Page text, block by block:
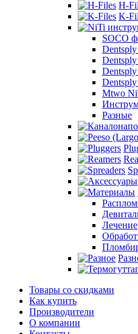
H-
K-
SOCO
Mtwo
Разные
Лечение
Товары со скидками
Как купить
Производители
О компании